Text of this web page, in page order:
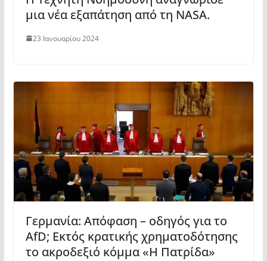
μια νέα εξαπάτηση από τη NASA.
23 Ιανουαρίου 2024
Γερμανία: Απόφαση – οδηγός για το
AfD; Εκτός κρατικής χρηματοδότησης
το ακροδεξιό κόμμα «Η Πατρίδα»